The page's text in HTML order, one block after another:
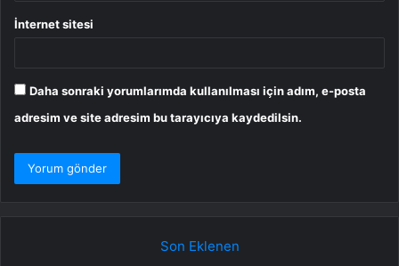
İnternet sitesi
Daha sonraki yorumlarımda kullanılması için adım, e-posta
adresim ve site adresim bu tarayıcıya kaydedilsin.
Son Eklenen